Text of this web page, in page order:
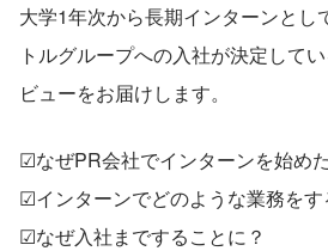
大学1年次から長期インターンとし
トルグループへの入社が決定して
ビューをお届けします。
☑なぜPR会社でインターンを始め
☑インターンでどのような業務をす
☑なぜ入社まですることに？